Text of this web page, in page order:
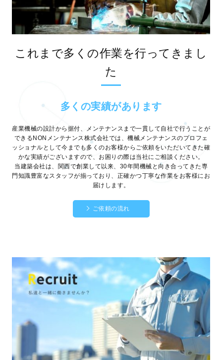
これまで多くの作業を行ってきまし
た
多くの実績があります
産業機械の設計から据付、メンテナンスまで一貫して自社で行うことが
できるNONメンテナンス株式会社では、機械メンテナンスのプロフェ
ッショナルとして今までも多くのお客様からご依頼をいただいてきた確
かな実績がございますので、お困りの際は当社にご相談ください。
当建築会社は、関西で創業して以来、30年間機械と向き合ってきた専
門知識豊富なスタッフが揃っており、正確かつ丁寧な作業をお客様にお
届けします。
ご依頼の流れ